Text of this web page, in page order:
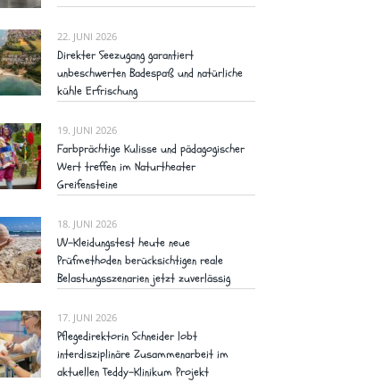
22. JUNI 2026
Direkter Seezugang garantiert
unbeschwerten Badespaß und natürliche
kühle Erfrischung
19. JUNI 2026
Farbprächtige Kulisse und pädagogischer
Wert treffen im Naturtheater
Greifensteine
18. JUNI 2026
UV-Kleidungstest heute neue
Prüfmethoden berücksichtigen reale
Belastungsszenarien jetzt zuverlässig
17. JUNI 2026
Pflegedirektorin Schneider lobt
interdisziplinäre Zusammenarbeit im
aktuellen Teddy-Klinikum Projekt